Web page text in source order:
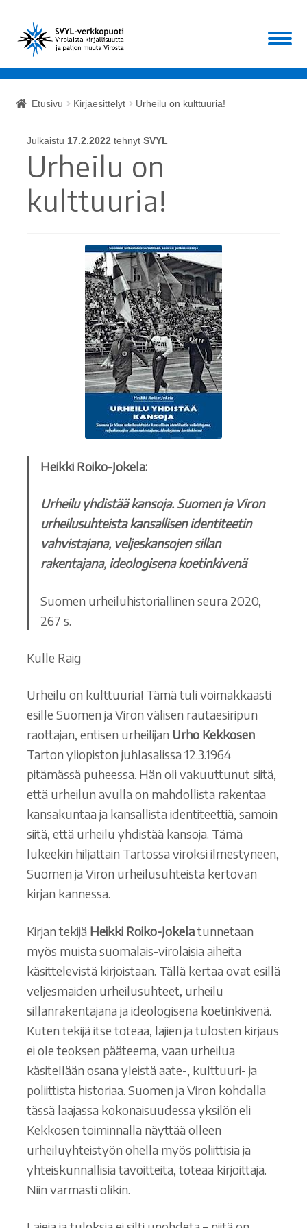
Siirry
navigointiin
Siirry
sisältöön
Valikko
Muut
ALE!
Tilaus- ja sopimusehdot sekä tietosuojaseloste
Saavutettavuusseloste
Etusivu Kirjaesittelyt Urheilu on kulttuuria!
Julkaistu 17.2.2022 tehnyt SVYL
Urheilu on
kulttuuria!
Heikki Roiko-Jokela:
Urheilu yhdistää kansoja. Suomen ja Viron
urheilusuhteista kansallisen identiteetin
vahvistajana, veljeskansojen sillan
rakentajana, ideologisena koetinkivenä
Suomen urheiluhistoriallinen seura 2020,
267 s.
Kulle Raig
Urheilu on kulttuuria! Tämä tuli voimakkaasti
esille Suomen ja Viron välisen rautaesiripun
raottajan, entisen urheilijan Urho Kekkosen
Tarton yliopiston juhlasalissa 12.3.1964
pitämässä puheessa. Hän oli vakuuttunut siitä,
että urheilun avulla on mahdollista rakentaa
kansakuntaa ja kansallista identiteettiä, samoin
siitä, että urheilu yhdistää kansoja. Tämä
lukeekin hiljattain Tartossa viroksi ilmestyneen,
Suomen ja Viron urheilusuhteista kertovan
kirjan kannessa.
Kirjan tekijä Heikki Roiko-Jokelatunnetaan
myös muista suomalais-virolaisia aiheita
käsittelevistä kirjoistaan. Tällä kertaa ovat esillä
veljesmaiden urheilusuhteet, urheilu
sillanrakentajana ja ideologisena koetinkivenä.
Kuten tekijä itse toteaa, lajien ja tulosten kirjaus
ei ole teoksen pääteema, vaan urheilua
käsitellään osana yleistä aate-, kulttuuri- ja
poliittista historiaa. Suomen ja Viron kohdalla
tässä laajassa kokonaisuudessa yksilön eli
Kekkosen toiminnalla näyttää olleen
urheiluyhteistyön ohella myös poliittisia ja
yhteiskunnallisia tavoitteita, toteaa kirjoittaja.
Niin varmasti olikin.